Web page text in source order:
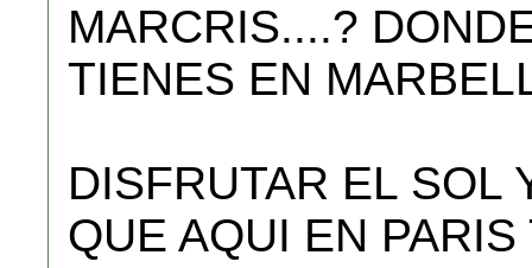
MARCRIS....?
TIENES EN
DISFRUTAR EL SOL
QUE AQUI EN